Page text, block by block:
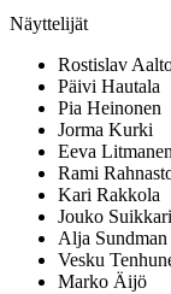
Näyttelijät
Rostislav
Päivi Hautala
Pia Heinonen
Jorma Kurki
Eeva Litmanen
Rami
Kari Rakkola
Jouko Suikkari
Alja Sundman
Vesku
Marko Äijö